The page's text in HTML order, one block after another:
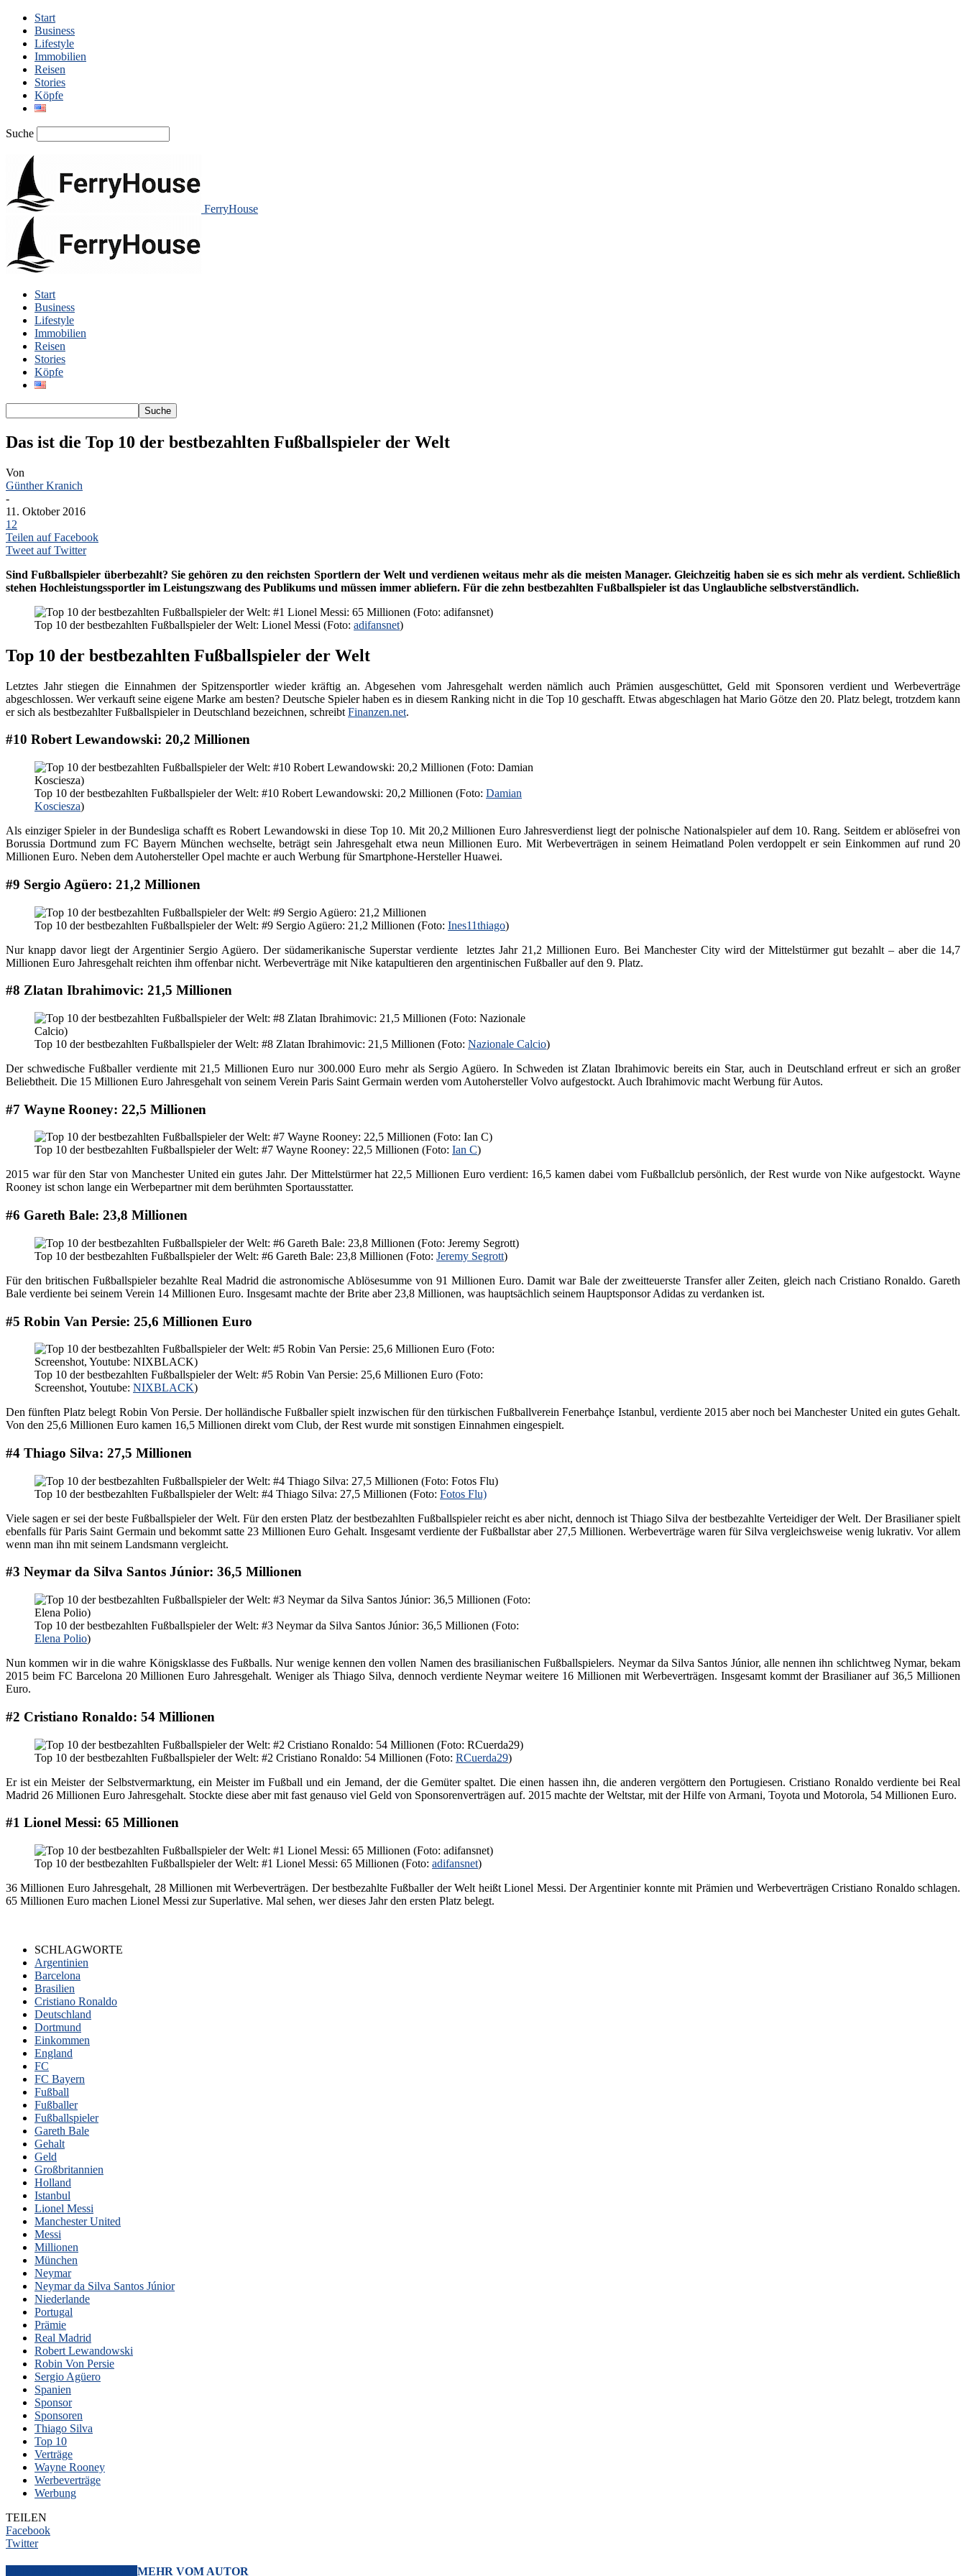
Start
Business
Lifestyle
Immobilien
Reisen
Stories
Köpfe
Suche
FerryHouse
Start
Business
Lifestyle
Immobilien
Reisen
Stories
Köpfe
Das ist die Top 10 der bestbezahlten Fußballspieler der Welt
Von
Günther Kranich
-
11. Oktober 2016
12
Teilen auf Facebook
Tweet auf Twitter
Sind Fußballspieler überbezahlt? Sie gehören zu den reichsten Sportlern der Welt und verdienen weitaus mehr als die meisten Manager. Gleichzeitig haben sie es sich mehr als verdient. Schließlich
stehen Hochleistungssportler im Leistungszwang des Publikums und müssen immer abliefern. Für die zehn bestbezahlten Fußballspieler ist das Unglaubliche selbstverständlich.
Top 10 der bestbezahlten Fußballspieler der Welt: Lionel Messi (Foto: adifansnet)
Top 10 der bestbezahlten Fußballspieler der Welt
Letztes Jahr stiegen die Einnahmen der Spitzensportler wieder kräftig an. Abgesehen vom Jahresgehalt werden nämlich auch Prämien ausgeschüttet, Geld mit Sponsoren verdient und Werbeverträge
abgeschlossen. Wer verkauft seine eigene Marke am besten? Deutsche Spieler haben es in diesem Ranking nicht in die Top 10 geschafft. Etwas abgeschlagen hat Mario Götze den 20. Platz belegt, trotzdem kann
er sich als bestbezahlter Fußballspieler in Deutschland bezeichnen, schreibt Finanzen.net.
#10 Robert Lewandowski: 20,2 Millionen
Top 10 der bestbezahlten Fußballspieler der Welt: #10 Robert Lewandowski: 20,2 Millionen (Foto: Damian
Kosciesza)
Als einziger Spieler in der Bundesliga schafft es Robert Lewandowski in diese Top 10. Mit 20,2 Millionen Euro Jahresverdienst liegt der polnische Nationalspieler auf dem 10. Rang. Seitdem er ablösefrei von
Borussia Dortmund zum FC Bayern München wechselte, beträgt sein Jahresgehalt etwa neun Millionen Euro. Mit Werbeverträgen in seinem Heimatland Polen verdoppelt er sein Einkommen auf rund 20
Millionen Euro. Neben dem Autohersteller Opel machte er auch Werbung für Smartphone-Hersteller Huawei.
#9 Sergio Agüero: 21,2 Millionen
Top 10 der bestbezahlten Fußballspieler der Welt: #9 Sergio Agüero: 21,2 Millionen (Foto: Ines11thiago)
Nur knapp davor liegt der Argentinier Sergio Agüero. Der südamerikanische Superstar verdiente letztes Jahr 21,2 Millionen Euro. Bei Manchester City wird der Mittelstürmer gut bezahlt – aber die 14,7
Millionen Euro Jahresgehalt reichten ihm offenbar nicht. Werbeverträge mit Nike katapultieren den argentinischen Fußballer auf den 9. Platz.
#8 Zlatan Ibrahimovic: 21,5 Millionen
Top 10 der bestbezahlten Fußballspieler der Welt: #8 Zlatan Ibrahimovic: 21,5 Millionen (Foto: Nazionale Calcio)
Der schwedische Fußballer verdiente mit 21,5 Millionen Euro nur 300.000 Euro mehr als Sergio Agüero. In Schweden ist Zlatan Ibrahimovic bereits ein Star, auch in Deutschland erfreut er sich an großer
Beliebtheit. Die 15 Millionen Euro Jahresgehalt von seinem Verein Paris Saint Germain werden vom Autohersteller Volvo aufgestockt. Auch Ibrahimovic macht Werbung für Autos.
#7 Wayne Rooney: 22,5 Millionen
Top 10 der bestbezahlten Fußballspieler der Welt: #7 Wayne Rooney: 22,5 Millionen (Foto: Ian C)
2015 war für den Star von Manchester United ein gutes Jahr. Der Mittelstürmer hat 22,5 Millionen Euro verdient: 16,5 kamen dabei vom Fußballclub persönlich, der Rest wurde von Nike aufgestockt. Wayne
Rooney ist schon lange ein Werbepartner mit dem berühmten Sportausstatter.
#6 Gareth Bale: 23,8 Millionen
Top 10 der bestbezahlten Fußballspieler der Welt: #6 Gareth Bale: 23,8 Millionen (Foto: Jeremy Segrott)
Für den britischen Fußballspieler bezahlte Real Madrid die astronomische Ablösesumme von 91 Millionen Euro. Damit war Bale der zweitteuerste Transfer aller Zeiten, gleich nach Cristiano Ronaldo. Gareth
Bale verdiente bei seinem Verein 14 Millionen Euro. Insgesamt machte der Brite aber 23,8 Millionen, was hauptsächlich seinem Hauptsponsor Adidas zu verdanken ist.
#5 Robin Van Persie: 25,6 Millionen Euro
Top 10 der bestbezahlten Fußballspieler der Welt: #5 Robin Van Persie: 25,6 Millionen Euro (Foto:
Screenshot, Youtube: NIXBLACK)
Den fünften Platz belegt Robin Von Persie. Der holländische Fußballer spielt inzwischen für den türkischen Fußballverein Fenerbahçe Istanbul, verdiente 2015 aber noch bei Manchester United ein gutes Gehalt.
Von den 25,6 Millionen Euro kamen 16,5 Millionen direkt vom Club, der Rest wurde mit sonstigen Einnahmen eingespielt.
#4 Thiago Silva: 27,5 Millionen
Top 10 der bestbezahlten Fußballspieler der Welt: #4 Thiago Silva: 27,5 Millionen (Foto: Fotos Flu)
Viele sagen er sei der beste Fußballspieler der Welt. Für den ersten Platz der bestbezahlten Fußballspieler reicht es aber nicht, dennoch ist Thiago Silva der bestbezahlte Verteidiger der Welt. Der Brasilianer spielt
ebenfalls für Paris Saint Germain und bekommt satte 23 Millionen Euro Gehalt. Insgesamt verdiente der Fußballstar aber 27,5 Millionen. Werbeverträge waren für Silva vergleichsweise wenig lukrativ. Vor allem
wenn man ihn mit seinem Landsmann vergleicht.
#3 Neymar da Silva Santos Júnior: 36,5 Millionen
Top 10 der bestbezahlten Fußballspieler der Welt: #3 Neymar da Silva Santos Júnior: 36,5 Millionen (Foto:
Elena Polio)
Nun kommen wir in die wahre Königsklasse des Fußballs. Nur wenige kennen den vollen Namen des brasilianischen Fußballspielers. Neymar da Silva Santos Júnior, alle nennen ihn schlichtweg Nymar, bekam
2015 beim FC Barcelona 20 Millionen Euro Jahresgehalt. Weniger als Thiago Silva, dennoch verdiente Neymar weitere 16 Millionen mit Werbeverträgen. Insgesamt kommt der Brasilianer auf 36,5 Millionen
Euro.
#2 Cristiano Ronaldo: 54 Millionen
Top 10 der bestbezahlten Fußballspieler der Welt: #2 Cristiano Ronaldo: 54 Millionen (Foto: RCuerda29)
Er ist ein Meister der Selbstvermarktung, ein Meister im Fußball und ein Jemand, der die Gemüter spaltet. Die einen hassen ihn, die anderen vergöttern den Portugiesen. Cristiano Ronaldo verdiente bei Real
Madrid 26 Millionen Euro Jahresgehalt. Stockte diese aber mit fast genauso viel Geld von Sponsorenverträgen auf. 2015 machte der Weltstar, mit der Hilfe von Armani, Toyota und Motorola, 54 Millionen Euro.
#1 Lionel Messi: 65 Millionen
Top 10 der bestbezahlten Fußballspieler der Welt: #1 Lionel Messi: 65 Millionen (Foto: adifansnet)
36 Millionen Euro Jahresgehalt, 28 Millionen mit Werbeverträgen. Der bestbezahlte Fußballer der Welt heißt Lionel Messi. Der Argentinier konnte mit Prämien und Werbeverträgen Cristiano Ronaldo schlagen.
65 Millionen Euro machen Lionel Messi zur Superlative. Mal sehen, wer dieses Jahr den ersten Platz belegt.
SCHLAGWORTE
Argentinien
Barcelona
Brasilien
Cristiano Ronaldo
Deutschland
Dortmund
Einkommen
England
FC
FC Bayern
Fußball
Fußballer
Fußballspieler
Gareth Bale
Gehalt
Geld
Großbritannien
Holland
Istanbul
Lionel Messi
Manchester United
Messi
Millionen
München
Neymar
Neymar da Silva Santos Júnior
Niederlande
Portugal
Prämie
Real Madrid
Robert Lewandowski
Robin Von Persie
Sergio Agüero
Spanien
Sponsor
Sponsoren
Thiago Silva
Top 10
Verträge
Wayne Rooney
Werbeverträge
Werbung
TEILEN
Facebook
Twitter
MEHR VOM AUTOR